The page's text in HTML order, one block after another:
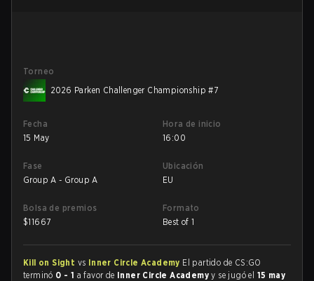
Torneo
2026 Parken Challenger Championship #7
Fecha
15 May
Hora de inicio
16:00
Fase
Group A - Group A
Ubicación
EU
Bolsa de premios
$11667
Formato
Best of 1
Kill on Sight vs Inner Circle Academy El partido de CS:GO
terminó 0 - 1 a favor de Inner Circle Academyy se jugó el 15 may